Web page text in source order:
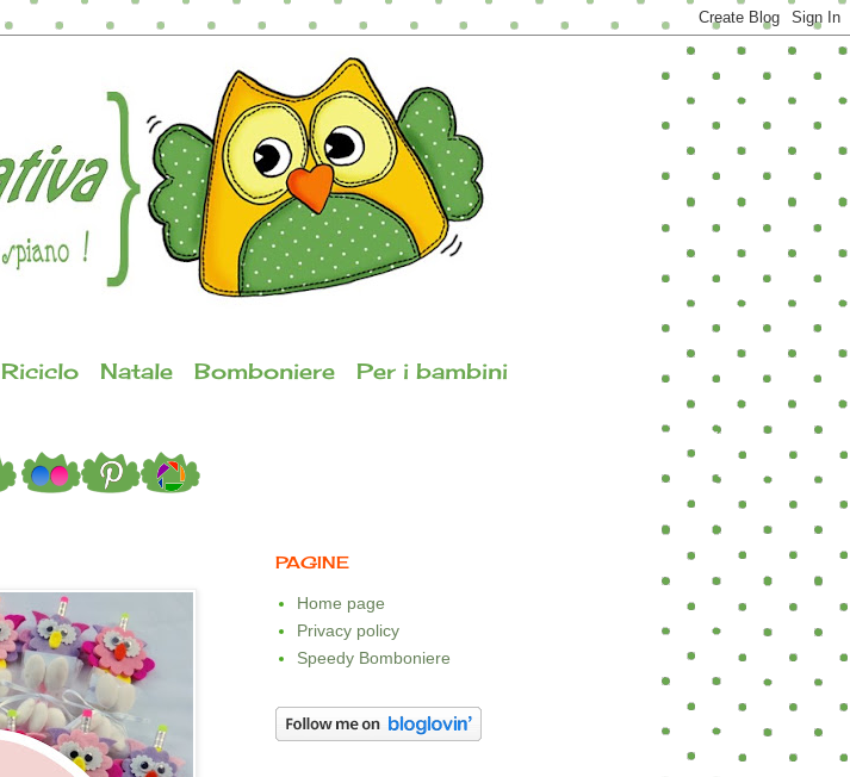
Riciclo Natale Bomboniere Per i bambini
PAGINE
Home page
Privacy policy
Speedy Bomboniere